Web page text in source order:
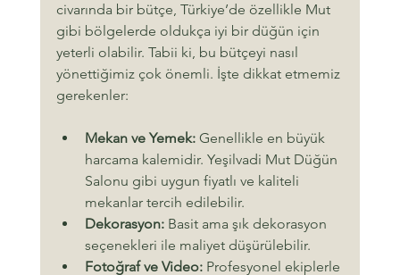
civarında bir bütçe, Türkiye’de özellikle Mut
gibi bölgelerde oldukça iyi bir düğün için
yeterli olabilir. Tabii ki, bu bütçeyi nasıl
yönettiğimiz çok önemli. İşte dikkat etmemiz
gerekenler:
Mekan ve Yemek: Genellikle en büyük
harcama kalemidir. Yeşilvadi Mut Düğün
Salonu gibi uygun fiyatlı ve kaliteli
mekanlar tercih edilebilir.
Dekorasyon: Basit ama şık dekorasyon
seçenekleri ile maliyet düşürülebilir.
Fotoğraf ve Video: Profesyonel ekiplerle